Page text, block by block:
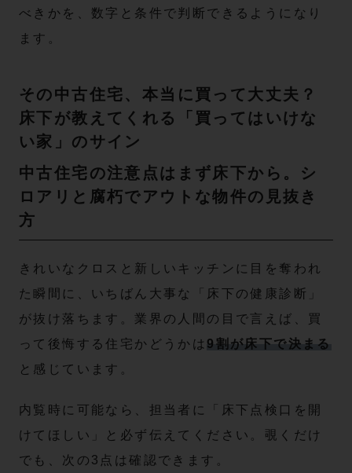
べきかを、数字と条件で判断できるようになり
ます。
その中古住宅、本当に買って大丈夫？
床下が教えてくれる「買ってはいけな
い家」のサイン
中古住宅の注意点はまず床下から。シ
ロアリと腐朽でアウトな物件の見抜き
方
きれいなクロスと新しいキッチンに目を奪われ
た瞬間に、いちばん大事な「床下の健康診断」
が抜け落ちます。業界の人間の目で言えば、買
って後悔する住宅かどうかは 9割が床下で決まる
と感じています。
内覧時に可能なら、担当者に「床下点検口を開
けてほしい」と必ず伝えてください。覗くだけ
でも、次の3点は確認できます。